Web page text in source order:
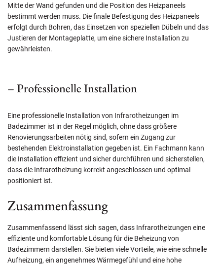
Mitte der Wand gefunden und die Position des Heizpaneels
bestimmt werden muss. Die finale Befestigung des Heizpaneels
erfolgt durch Bohren, das Einsetzen von speziellen Dübeln und das
Justieren der Montageplatte, um eine sichere Installation zu
gewährleisten.
– Professionelle Installation
Eine professionelle Installation von Infrarotheizungen im
Badezimmer ist in der Regel möglich, ohne dass größere
Renovierungsarbeiten nötig sind, sofern ein Zugang zur
bestehenden Elektroinstallation gegeben ist. Ein Fachmann kann
die Installation effizient und sicher durchführen und sicherstellen,
dass die Infrarotheizung korrekt angeschlossen und optimal
positioniert ist.
Zusammenfassung
Zusammenfassend lässt sich sagen, dass Infrarotheizungen eine
effiziente und komfortable Lösung für die Beheizung von
Badezimmern darstellen. Sie bieten viele Vorteile, wie eine schnelle
Aufheizung, ein angenehmes Wärmegefühl und eine hohe